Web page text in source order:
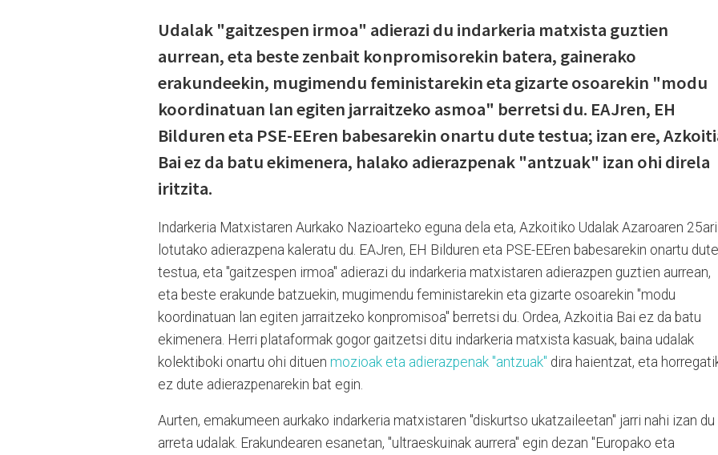
Udalak "gaitzespen irmoa" adierazi du indarkeria matxista guztien
aurrean, eta beste zenbait konpromisorekin batera, gainerako
erakundeekin, mugimendu feministarekin eta gizarte osoarekin "modu
koordinatuan lan egiten jarraitzeko asmoa" berretsi du. EAJren, EH
Bilduren eta PSE-EEren babesarekin onartu dute testua; izan ere,
Bai ez da batu ekimenera, halako adierazpenak "antzuak" izan ohi direla
iritzita.
Indarkeria Matxistaren Aurkako Nazioarteko eguna dela eta, Azkoitiko Udalak Azaroaren 25ari
lotutako adierazpena kaleratu du. EAJren, EH Bilduren eta PSE-EEren babesarekin onartu dute
testua, eta "gaitzespen irmoa" adierazi du indarkeria matxistaren adierazpen guztien aurrean,
eta beste erakunde batzuekin, mugimendu feministarekin eta gizarte osoarekin "modu
koordinatuan lan egiten jarraitzeko konpromisoa" berretsi du. Ordea, Azkoitia Bai ez da batu
ekimenera. Herri plataformak gogor gaitzetsi ditu indarkeria matxista kasuak, baina udalak
kolektiboki onartu ohi dituen mozioak eta adierazpenak "antzuak" dira haientzat, eta
ez dute adierazpenarekin bat egin.
Aurten, emakumeen aurkako indarkeria matxistaren "diskurtso ukatzaileetan" jarri nahi izan du
arreta udalak. Erakundearen esanetan, "ultraeskuinak aurrera" egin dezan "Europako eta